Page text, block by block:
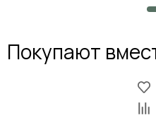
Покупают